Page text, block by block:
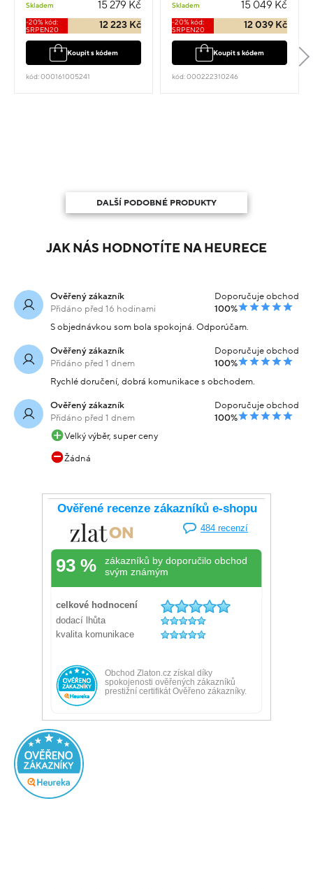
Skladem 15 279 Kč
-20% kód:
SRPEN20
12 223 Kč
Koupit s kódem
kód: 000161005241
Skladem 15 049 Kč
-20% kód:
SRPEN20
12 039 Kč
Koupit s kódem
kód: 000222310246
DALŠÍ PODOBNÉ PRODUKTY
JAK NÁS HODNOTÍTE NA HEURECE
Ověřený zákazník
Přidáno před 16 hodinami
Doporučuje obchod
100%
S objednávkou som bola spokojná. Odporúčam.
Ověřený zákazník
Přidáno před 1 dnem
Doporučuje obchod
100%
Rychlé doručení, dobrá komunikace s obchodem.
Ověřený zákazník
Přidáno před 1 dnem
Doporučuje obchod
100%
Velký výběr, super ceny
Žádná